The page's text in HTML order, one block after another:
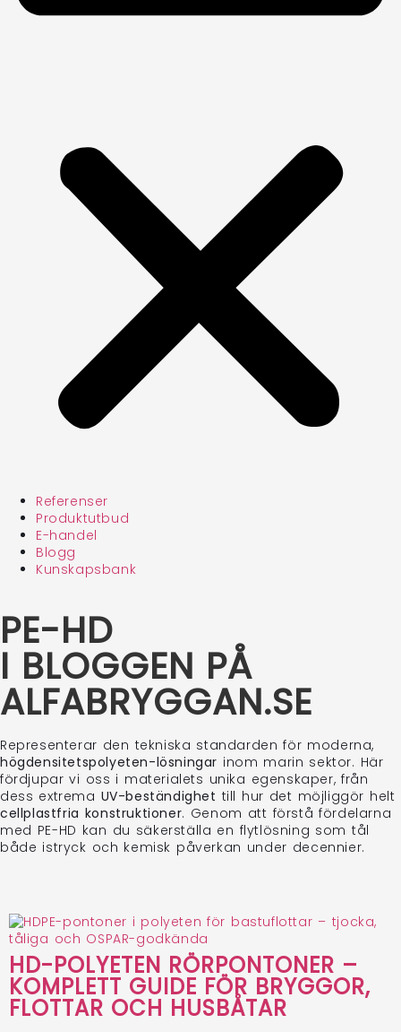
Referenser
Produktutbud
E-handel
Blogg
Kunskapsbank
PE-HD
I BLOGGEN PÅ
ALFABRYGGAN.SE
Representerar den tekniska standarden för moderna,
högdensitetspolyeten-lösningar inom marin sektor. Här
fördjupar vi oss i materialets unika egenskaper, från
dess extrema UV-beständighet till hur det möjliggör helt
cellplastfria konstruktioner. Genom att förstå fördelarna
med PE-HD kan du säkerställa en flytlösning som tål
både istryck och kemisk påverkan under decennier.
HD-POLYETEN RÖRPONTONER –
KOMPLETT GUIDE FÖR BRYGGOR,
FLOTTAR OCH HUSBÅTAR